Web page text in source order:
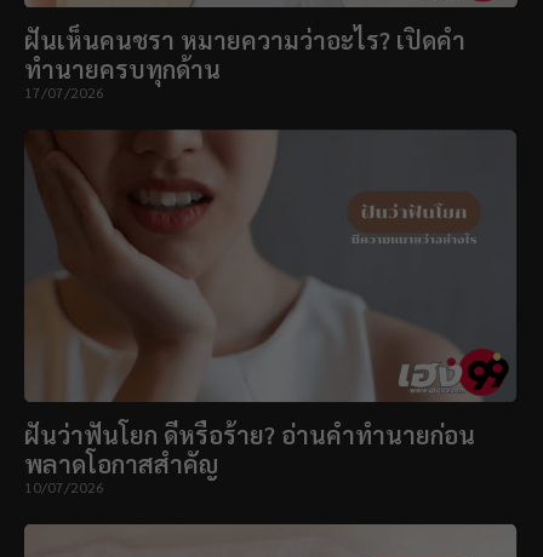
ฝันเห็นคนชรา หมายความว่าอะไร? เปิดคำ
ทำนายครบทุกด้าน
17/07/2026
ฝันว่าฟันโยก ดีหรือร้าย? อ่านคำทำนายก่อน
พลาดโอกาสสำคัญ
10/07/2026